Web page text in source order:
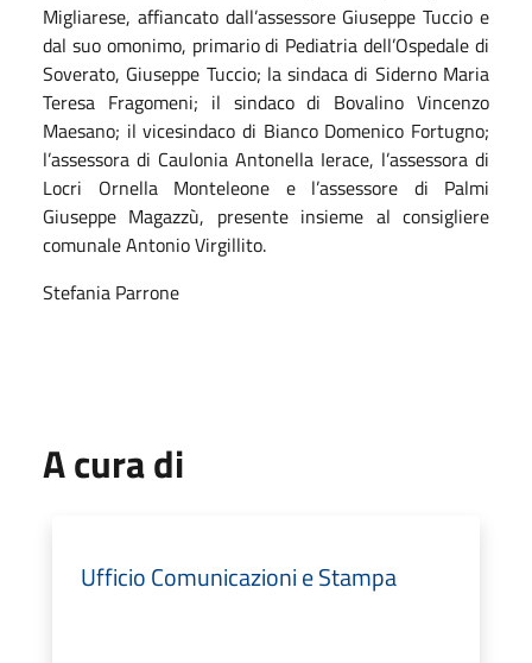
Migliarese, affiancato dall’assessore Giuseppe Tuccio e
dal suo omonimo, primario di Pediatria dell’Ospedale di
Soverato, Giuseppe Tuccio; la sindaca di Siderno Maria
Teresa Fragomeni; il sindaco di Bovalino Vincenzo
Maesano; il vicesindaco di Bianco Domenico Fortugno;
l’assessora di Caulonia Antonella Ierace, l’assessora di
Locri Ornella Monteleone e l’assessore di Palmi
Giuseppe Magazzù, presente insieme al consigliere
comunale Antonio Virgillito.
Stefania Parrone
A cura di
Ufficio Comunicazioni e Stampa